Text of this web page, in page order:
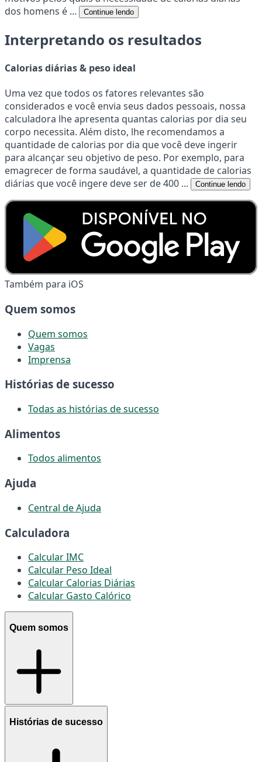
dos homens é ...
Continue lendo
Interpretando os resultados
Calorias diárias & peso ideal
Uma vez que todos os fatores relevantes são
considerados e você envia seus dados pessoais, nossa
calculadora lhe apresenta quantas calorias por dia seu
corpo necessita. Além disto, lhe recomendamos a
quantidade de calorias por dia que você deve ingerir
para alcançar seu objetivo de peso. Por exemplo, para
emagrecer de forma saudável, a quantidade de calorias
diárias que você ingere deve ser de 400 ...
Continue lendo
Também para iOS
Quem somos
Quem somos
Vagas
Imprensa
Histórias de sucesso
Todas as histórias de sucesso
Alimentos
Todos alimentos
Ajuda
Central de Ajuda
Calculadora
Calcular IMC
Calcular Peso Ideal
Calcular Calorias Diárias
Calcular Gasto Calórico
Quem somos
Histórias de sucesso